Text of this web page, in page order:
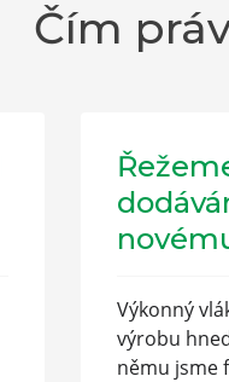
Čím
Výkonný
výrobu
němu jsme